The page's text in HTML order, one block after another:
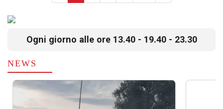
Ogni giorno alle ore 13.40 - 19.40 - 23.30
NEWS